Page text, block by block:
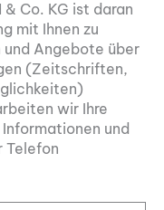
Co. KG ist daran
mit Ihnen zu
und Angebote über
(Zeitschriften,
wir Ihre
und
Telefon